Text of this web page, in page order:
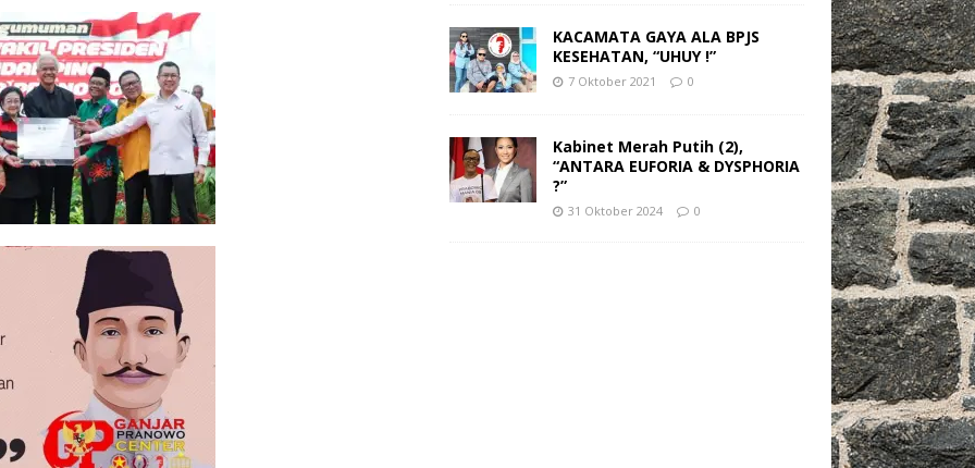
KACAMATA GAYA ALA BPJS
KESEHATAN, “UHUY !”
7 Oktober 2021 0
Kabinet Merah Putih (2),
“ANTARA EUFORIA & DYSPHORIA
?”
31 Oktober 2024 0